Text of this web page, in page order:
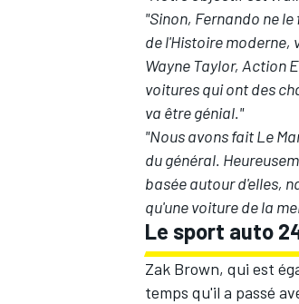
"Sinon, Fernando ne
de l'Histoire moderne,
Wayne Taylor, Action
voitures qui ont des
va être génial."
"Nous avons fait Le
du général.
basée autour d'elles,
qu'une voiture de la
Le sport auto
Zak Brown, qui est
temps qu'il a passé